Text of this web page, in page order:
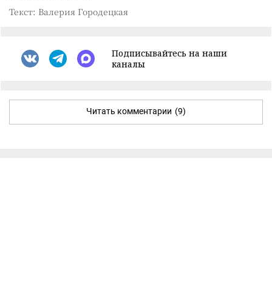
Текст: Валерия Городецкая
Подписывайтесь на наши
каналы
Читать комментарии (9)